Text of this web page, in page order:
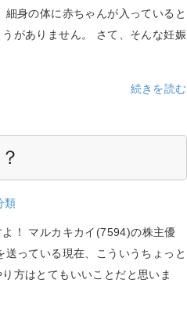
身の体に赤ちゃんが入っていると
がありません。 さて、そんな妊娠
続きを読む
類
！ マルカキカイ(7594)の株主優
っている現在、こういうちょっと
方はとてもいいことだと思いま